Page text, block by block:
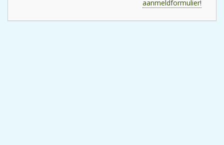
aanmeldformulier!